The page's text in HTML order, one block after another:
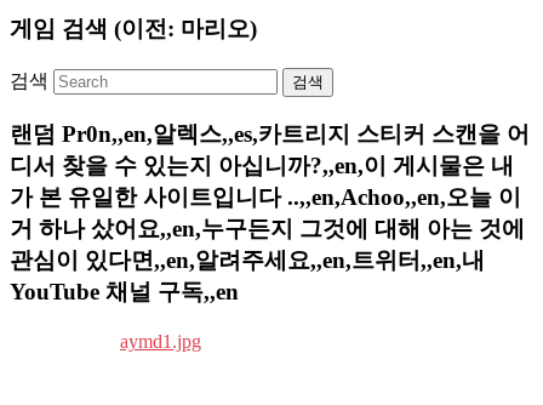
게임 검색 (이전: 마리오)
검색
랜덤 Pr0n,,en,알렉스,,es,카트리지 스티커 스캔을 어
디서 찾을 수 있는지 아십니까?,,en,이 게시물은 내
가 본 유일한 사이트입니다 ..,,en,Achoo,,en,오늘 이
거 하나 샀어요,,en,누구든지 그것에 대해 아는 것에
관심이 있다면,,en,알려주세요,,en,트위터,,en,내
YouTube 채널 구독,,en